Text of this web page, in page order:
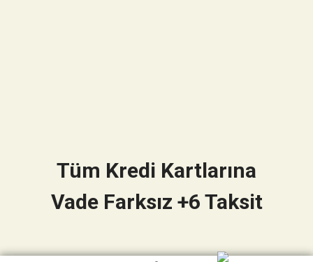
Tüm Kredi Kartlarına
Vade Farksız +6 Taksit